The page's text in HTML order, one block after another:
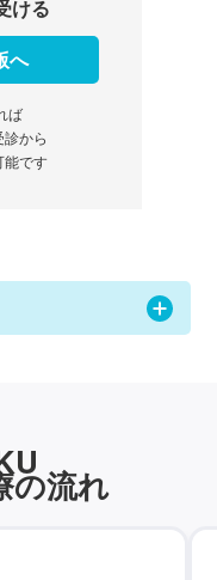
ける
へ
ば
から
能です
の流れ